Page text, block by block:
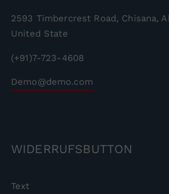
2593 Timbercrest Road, Chisana,
United State
(+91)7-723-4608
Demo@demo.com
WIDERRUFSBUTTON
Text